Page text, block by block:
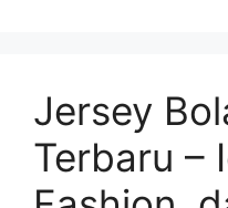
Jersey
Terbaru –